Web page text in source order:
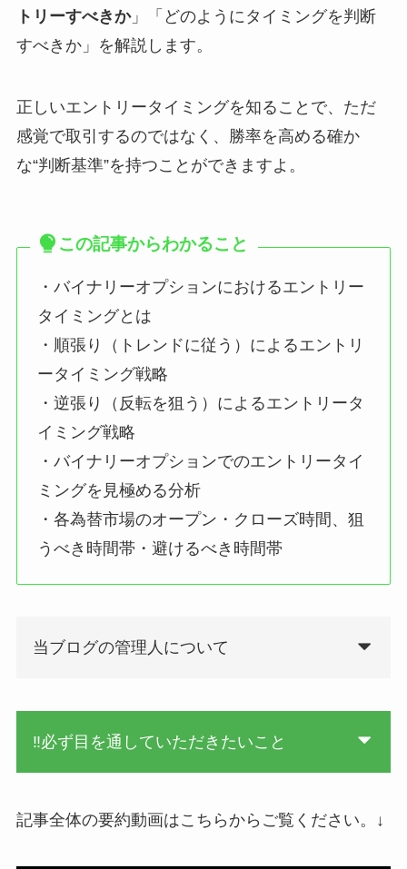
トリーすべきか」「どのようにタイミングを判断
すべきか」を解説します。
正しいエントリータイミングを知ることで、ただ
感覚で取引するのではなく、勝率を高める確か
な“判断基準”を持つことができますよ。
この記事からわかること
・バイナリーオプションにおけるエントリー
タイミングとは
・順張り（トレンドに従う）によるエントリ
ータイミング戦略
・逆張り（反転を狙う）によるエントリータ
イミング戦略
・バイナリーオプションでのエントリータイ
ミングを見極める分析
・各為替市場のオープン・クローズ時間、狙
うべき時間帯・避けるべき時間帯
当ブログの管理人について
‼必ず目を通していただきたいこと
記事全体の要約動画はこちらからご覧ください。↓